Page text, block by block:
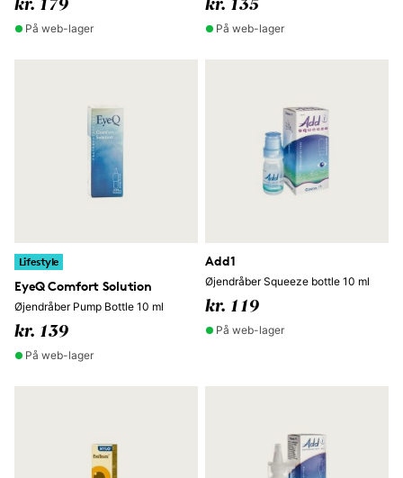
kr. 179
På web-lager
kr. 135
På web-lager
Lifestyle
EyeQ Comfort Solution
Øjendråber Pump Bottle 10 ml
kr. 139
På web-lager
Add1
Øjendråber Squeeze bottle 10 ml
kr. 119
På web-lager